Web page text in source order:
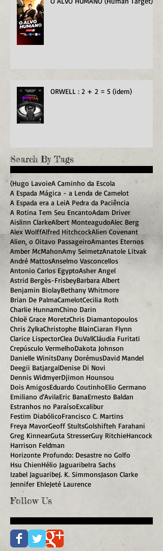
ORWELL : 2 + 2 = 5 (idem)
Search By Tags
(Hugo LavoieA Caminho da Escola
A Espada Mágica - a Lenda de Camelot
A Espada era a LeiA Pedra da Paciência
A Rotina Tem Seu EncantoAdam Driver
Aislinn ClarkeAlbert MonteagudoAlec Berg
Alex WolffAlfred HitchcockAlien Covenant
Alien, o Oitavo PassageiroAmantes Eternos
Amber McMahonAmy SeimetzAnatole Litvak
André MattosAnselmo Vasconcellos
Antonio Carlos EgyptoAsher Angel
Astrid Bergès-FrisbeyBarbara Albert
Benjamin BiolayBethany Whitmore
Brian De PalmaCamelotCecilia Roth
Charlie HunnamChino Darin
Chloë Grace MoretzChris Diamantopoulos
Chris ZylkaChristophe BlainCiaran Flynn
Clarice LispectorClea DuVallCláudia Furitati
Crepúsculo VermelhoDakota Johnson
Danielle WinitsDany DorémusDavid Mandel
Deegii BatjargalDenise Di Novi
Dennis WidmyerDjimon Hounsou
Dois AmigosEduardo CoutinhoElio Germano
Emiliano d’AvilaEric BanaErnesto Baldan
Estranhos no ParaísoExcalibur
Festim DiabólicoFrancisco C. Martins
Freya MavorGeoff StultsGolshifteh Farahani
Greg KinnearGuta StresserGuy RitchieHancock
Harrison Feldman
Horizonte Profundo: Desastre no Golfo
Hsu ChienHélio JaguaribeIra Sachs
Izabel JaguaribeJ. K. SimmonsJason Clarke
Jennifer EhleJeté Laurence
Follow Us